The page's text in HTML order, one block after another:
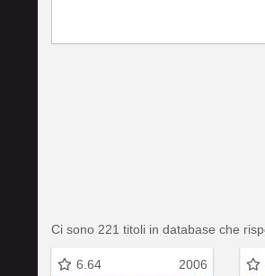
Ci sono 221 titoli in database che
6.64 2006